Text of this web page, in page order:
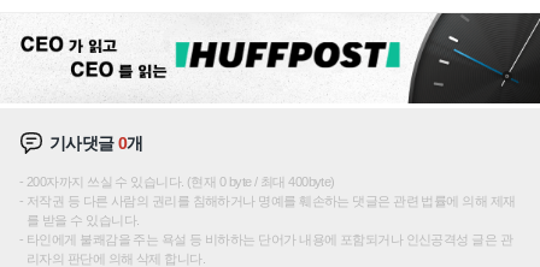
기사댓글0개
200자까지 쓰실 수 있습니다. (현재 0 byte / 최대 400byte)
저작권 등 다른 사람의 권리를 침해하거나 명예를 훼손하는 댓글은 관련 법률에 의해 제재
를 받을 수 있습니다.
타인에게 불쾌감을 주는 욕설 등 비하하는 단어가 내용에 포함되거나 인신공격성 글은 관
리자의 판단에 의해 삭제 합니다.